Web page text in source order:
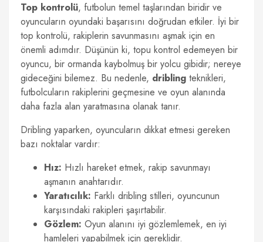
Top kontrolü, futbolun temel taşlarından biridir ve
oyuncuların oyundaki başarısını doğrudan etkiler. İyi bir
top kontrolü, rakiplerin savunmasını aşmak için en
önemli adımdır. Düşünün ki, topu kontrol edemeyen bir
oyuncu, bir ormanda kaybolmuş bir yolcu gibidir; nereye
gideceğini bilemez. Bu nedenle, dribling teknikleri,
futbolcuların rakiplerini geçmesine ve oyun alanında
daha fazla alan yaratmasına olanak tanır.
Dribling yaparken, oyuncuların dikkat etmesi gereken
bazı noktalar vardır:
Hız: Hızlı hareket etmek, rakip savunmayı
aşmanın anahtarıdır.
Yaratıcılık: Farklı dribling stilleri, oyuncunun
karşısındaki rakipleri şaşırtabilir.
Gözlem: Oyun alanını iyi gözlemlemek, en iyi
hamleleri yapabilmek için gereklidir.